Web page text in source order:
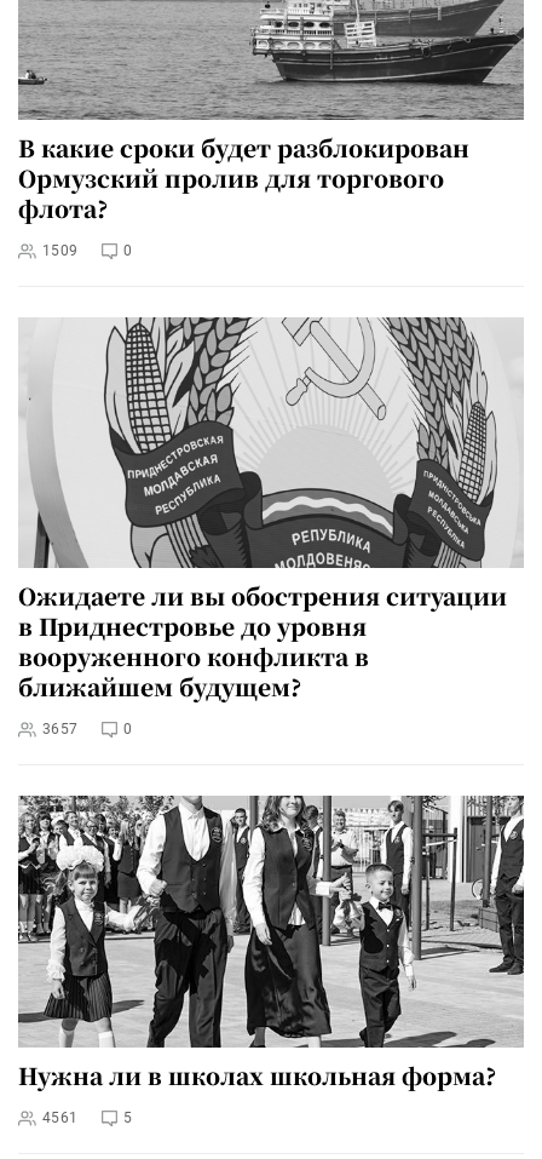
В какие сроки будет разблокирован
Ормузский пролив для торгового
флота?
1509 0
Ожидаете ли вы обострения ситуации
в Приднестровье до уровня
вооруженного конфликта в
ближайшем будущем?
3657 0
Нужна ли в школах школьная форма?
4561 5